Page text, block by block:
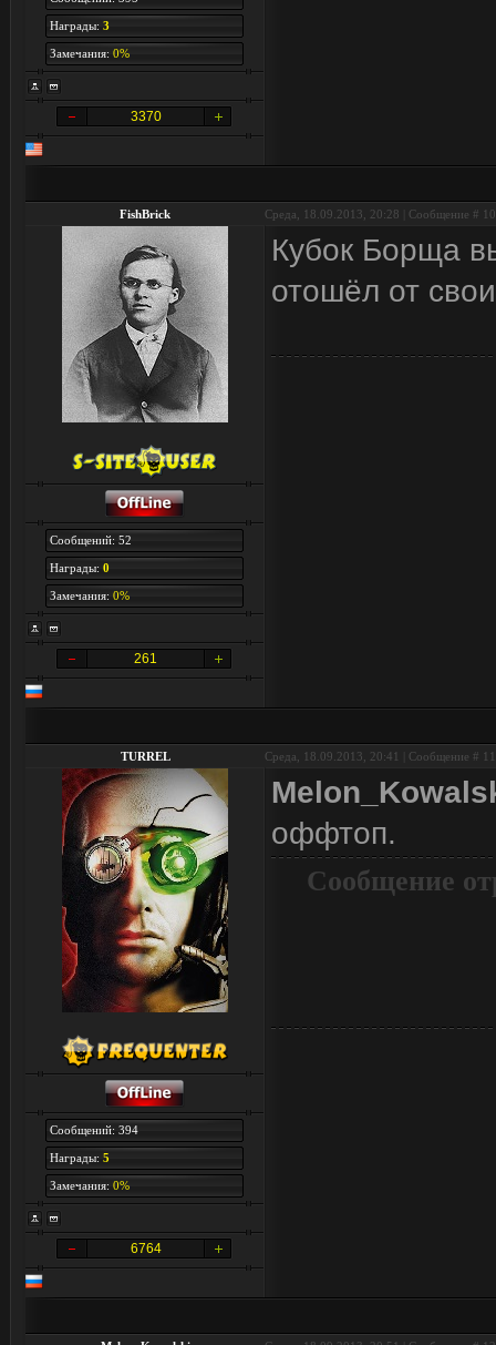
Награды: 3
Замечания: 0%
3370
FishBrick Среда, 18.09.2013, 20:28 | Сообщение # 10
Сообщений: 52
Награды: 0
Замечания: 0%
261
Кубок Борща
отошёл от
TURREL Среда, 18.09.2013, 20:41 | Сообщение # 11
Сообщений: 394
Награды: 5
Замечания: 0%
6764
оффтоп.
Сообщение